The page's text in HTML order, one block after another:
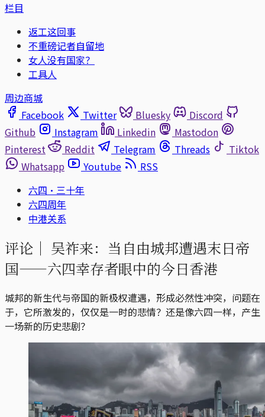
栏目
返工这回事
不重磅记者自留地
女人没有国家？
工具人
周边商城
Facebook
Twitter Bluesky
Discord
Github
Instagram Linkedin
Mastodon
Pinterest
Reddit Telegram Threads
Tiktok
Whatsapp
Youtube
RSS
六四·三十年
六四周年
中港关系
评论｜ 吴祚来：当自由城邦遭遇末日帝
国——六四幸存者眼中的今日香港
城邦的新生代与帝国的新极权遭遇，形成必然性冲突，问题在
于，它所激发的，仅仅是一时的悲情？还是像六四一样，产生
一场新的历史悲剧？